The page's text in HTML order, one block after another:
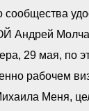
● Реестр
● Реестр
сообщества
Андрей
29 мая, по
рабочем
Меня,